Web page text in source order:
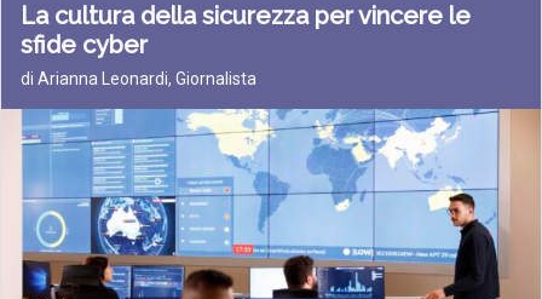
La cultura della sicurezza per vincere le
sfide cyber
di Arianna Leonardi, Giornalista